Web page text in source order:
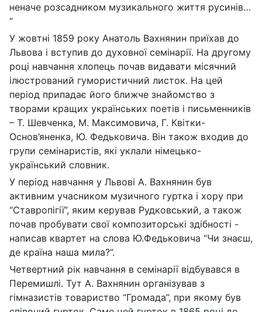
неначе розсадником музикального життя русинів…
”
У жовтні 1859 року Анатоль Вахнянин приїхав до
Львова і вступив до духовної семінарії. На другому
році навчання хлопець почав видавати місячний
ілюстрований гумористичний листок. На цей
період припадає його ближче знайомство з
творами кращих українських поетів і письменників
– Т. Шевченка, М. Максимовича, Г. Квітки-
Основ’яненка, Ю. Федьковича. Він також входив до
групи семінаристів, які уклали німецько-
український словник.
У період навчання у Львові А. Вахнянин був
активним учасником музичного гуртка і хору при
“Ставропігії”, яким керував Рудковський, а також
почав пробувати свої композиторські здібності -
написав квартет на слова Ю.Федьковича “Чи знаєш,
де країна наша мила?”.
Четвертний рік навчання в семінарії відбувався в
Перемишлі. Тут А. Вахнянин організував з
гімназистів товариство “Громада”, при якому був